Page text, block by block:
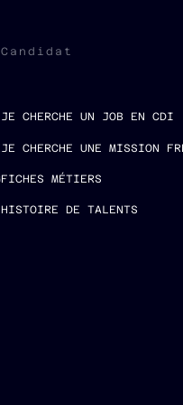
Candidat
JE CHERCHE UN JOB EN CDI
JE CHERCHE UNE MISSION
FICHES MÉTIERS
HISTOIRE DE TALENTS